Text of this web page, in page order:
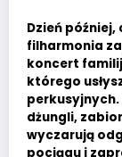
Dzień później,
filharmonia
koncert
którego
dżungli,
wyczarują
pociągu i